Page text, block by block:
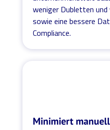
weniger Dubletten
sowie eine bessere
Compliance.
Minimiert